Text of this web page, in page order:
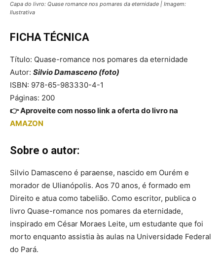
Capa do livro: Quase romance nos pomares da eternidade | Imagem:
Ilustrativa
FICHA TÉCNICA
Título: Quase-romance nos pomares da eternidade
Autor: Silvio Damasceno (foto)
ISBN: 978-65-983330-4-1
Páginas: 200
👉 Aproveite com nosso link a oferta do livro na
AMAZON
Sobre o autor:
Silvio Damasceno é paraense, nascido em Ourém e
morador de Ulianópolis. Aos 70 anos, é formado em
Direito e atua como tabelião. Como escritor, publica o
livro Quase-romance nos pomares da eternidade,
inspirado em César Moraes Leite, um estudante que foi
morto enquanto assistia às aulas na Universidade Federal
do Pará.